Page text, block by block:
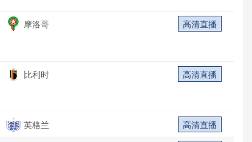
摩洛哥 高清直播
比利时 高清直播
英格兰
高清直播